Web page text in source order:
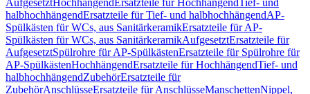
AufgesetztHochhängendErsatzteile für HochhängendTief- und
halbhochhängendErsatzteile für Tief- und halbhochhängendAP-
Spülkästen für WCs, aus SanitärkeramikErsatzteile für AP-
Spülkästen für WCs, aus SanitärkeramikAufgesetztErsatzteile für
AufgesetztSpülrohre für AP-SpülkästenErsatzteile für Spülrohre für
AP-SpülkästenHochhängendErsatzteile für HochhängendTief- und
halbhochhängendZubehörErsatzteile für
ZubehörAnschlüsseErsatzteile für AnschlüsseManschettenNippel,